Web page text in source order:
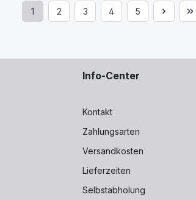
Seite
1
Seite
2
Seite
3
Seite
4
Seite
5
Info-Center
Kontakt
Zahlungsarten
Versandkosten
Lieferzeiten
Selbstabholung